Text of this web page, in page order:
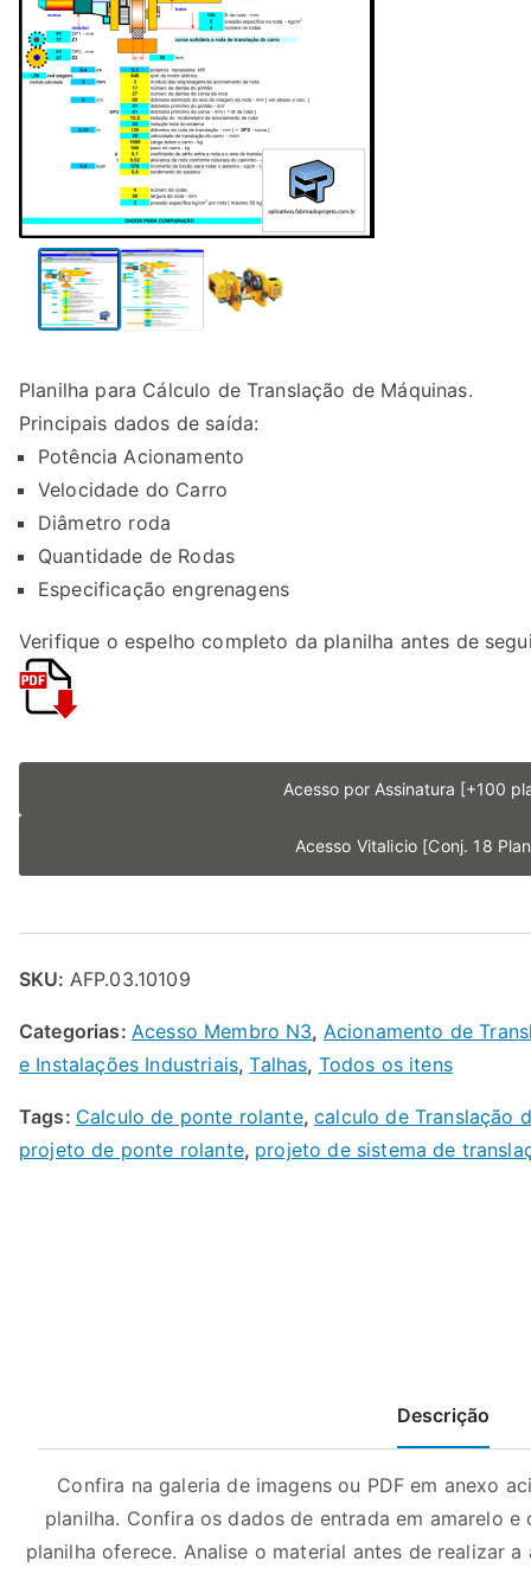
Planilha para Cálculo de Translação de Máquinas.
Principais dados de saída:
Potência Acionamento
Velocidade do Carro
Diâmetro roda
Quantidade de Rodas
Especificação engrenagens
Verifique o espelho completo da planilha antes de
Acesso por Assinatura [+100
Acesso Vitalicio [Conj. 18
SKU: AFP.03.10109
Categorias: Acesso Membro N3, Acionamento de
e Instalações Industriais,Talhas, Todos os itens
Tags: Calculo de ponte rolante,calculo de Translação
projeto de ponte rolante, projeto de sistema de
Descrição
Confira na galeria de imagens ou PDF em anexo
planilha. Confira os dados de entrada em amarelo
planilha oferece. Analise o material antes de realizar